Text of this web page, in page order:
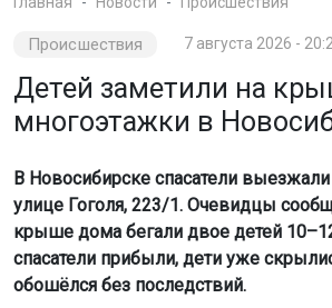
Как сообщили в МАСС, доступ на
многоквартирных домов должен
регулируется Постановлением